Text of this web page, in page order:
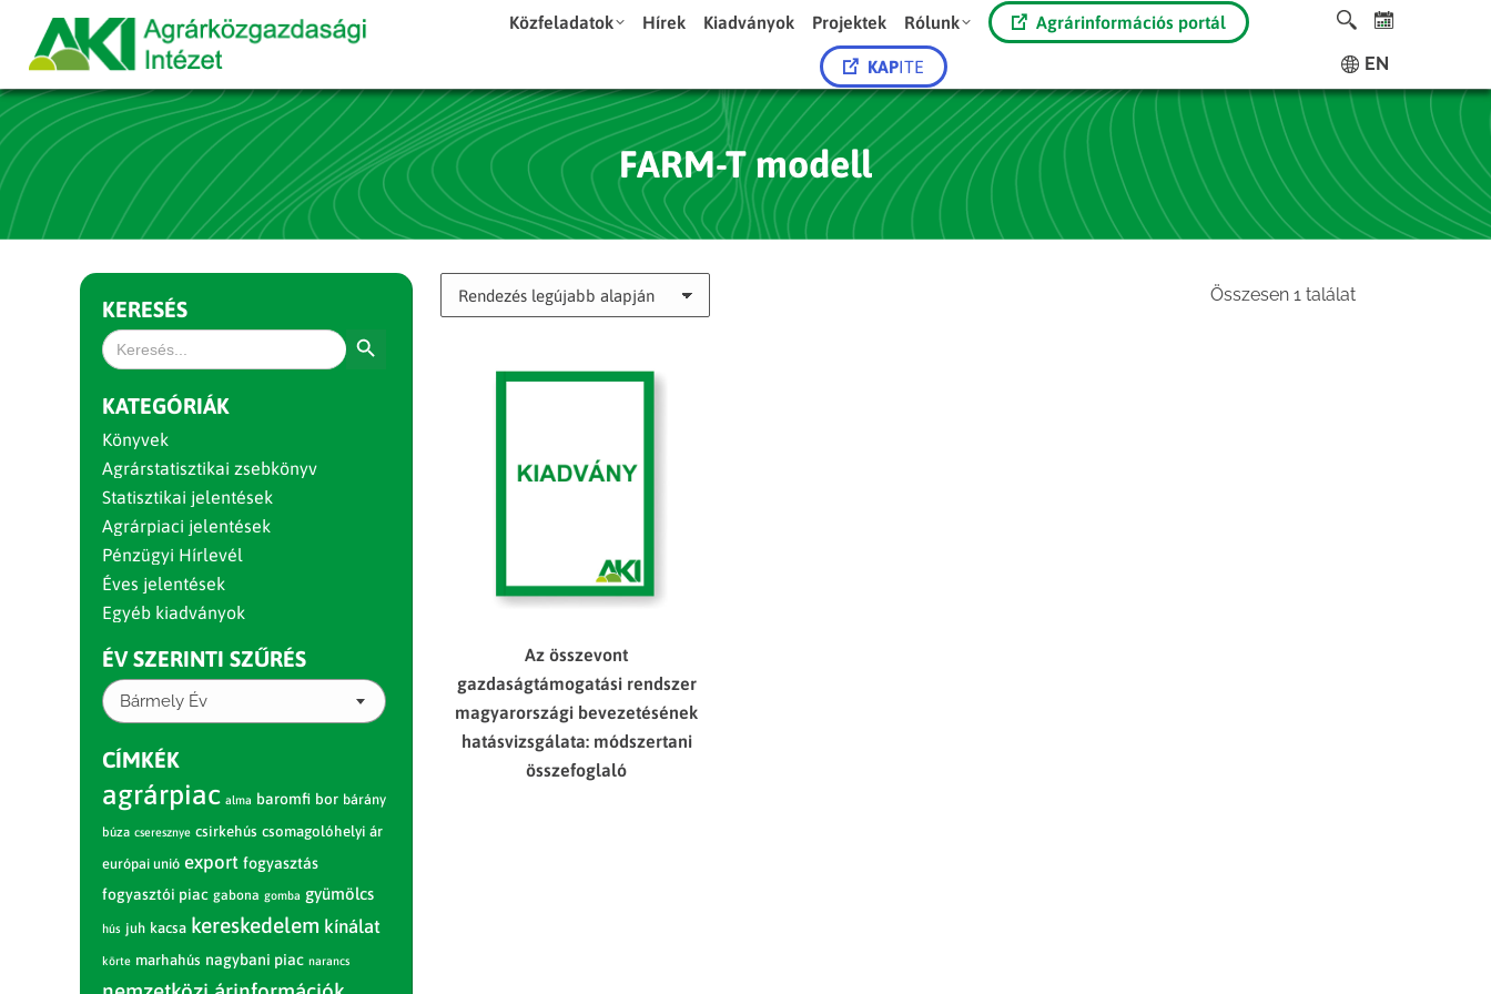
Közfeladatok Hírek Kiadványok Projektek Rólunk Agrárinformációs portál
KAPITE EN
FARM-T modell
Összesen 1 találat
Az összevont
gazdaságtámogatási rendszer
magyarországi bevezetésének
hatásvizsgálata: módszertani
összefoglaló
KERESÉS
Search
for:
KATEGÓRIÁK
Könyvek
Agrárstatisztikai zsebkönyv
Statisztikai jelentések
Agrárpiaci jelentések
Pénzügyi Hírlevél
Éves jelentések
Egyéb kiadványok
ÉV SZERINTI SZŰRÉS
Bármely Év
CÍMKÉK
agrárpiac alma baromfi bor bárány
búza cseresznye csirkehús csomagolóhelyi ár
európai unió export fogyasztás
fogyasztói piac gabona gomba gyümölcs
hús juh kacsa kereskedelem kínálat
körte marhahús nagybani piac narancs